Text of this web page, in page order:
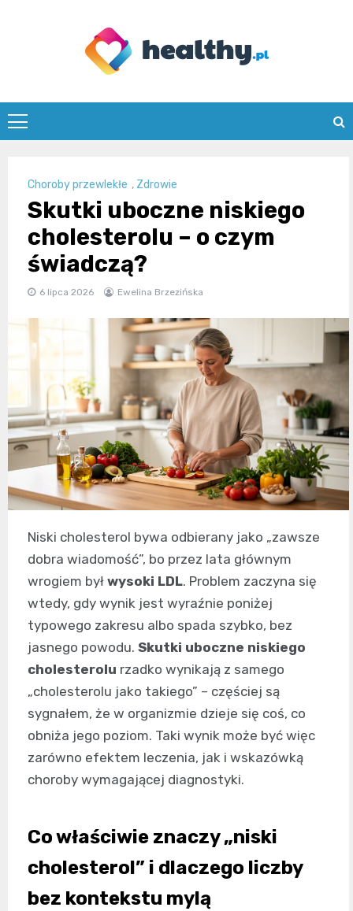
healthy.pl
Choroby przewlekłe , Zdrowie
Skutki uboczne niskiego
cholesterolu – o czym
świadczą?
6 lipca 2026 Ewelina Brzezińska
Niski cholesterol bywa odbierany jako „zawsze
dobra wiadomość”, bo przez lata głównym
wrogiem był wysoki LDL. Problem zaczyna się
wtedy, gdy wynik jest wyraźnie poniżej
typowego zakresu albo spada szybko, bez
jasnego powodu. Skutki uboczne niskiego
cholesterolu rzadko wynikają z samego
„cholesterolu jako takiego” – częściej są
sygnałem, że w organizmie dzieje się coś, co
obniża jego poziom. Taki wynik może być więc
zarówno efektem leczenia, jak i wskazówką
choroby wymagającej diagnostyki.
Co właściwie znaczy „niski
cholesterol” i dlaczego liczby
bez kontekstu mylą